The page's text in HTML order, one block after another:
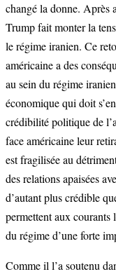
changé la donne. Après
Trump fait monter la
le régime iranien. Ce
américaine a des
au sein du régime
économique qui doit
crédibilité politique de
face américaine leur
est fragilisée au
des relations apaisées
d’autant plus crédible
permettent aux courants
du régime d’une forte
Comme il l’a soutenu